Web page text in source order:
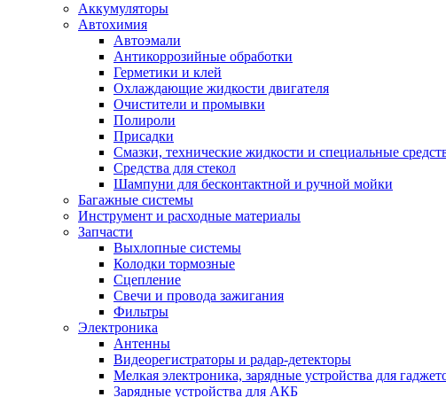
Аккумуляторы
Автохимия
Автоэмали
Антикоррозийные обработки
Герметики и клей
Охлаждающие жидкости двигателя
Очистители и промывки
Полироли
Присадки
Смазки, технические жидкости и специальные
Средства для стекол
Шампуни для бесконтактной и ручной мойки
Багажные системы
Инструмент и расходные материалы
Запчасти
Выхлопные системы
Колодки тормозные
Сцепление
Свечи и провода зажигания
Фильтры
Электроника
Антенны
Видеорегистраторы и радар-детекторы
Мелкая электроника, зарядные устройства для
Зарядные устройства для АКБ